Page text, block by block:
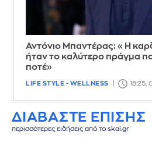
Αντόνιο Μπαντέρας: «Η
ήταν το καλύτερο πράγμα
ποτέ»
LIFE STYLE - WELLNESS 18:25,
ΔΙΑΒΑΣΤΕ ΕΠΙΣΗΣ
περισσότερες ειδήσεις από το skai.gr